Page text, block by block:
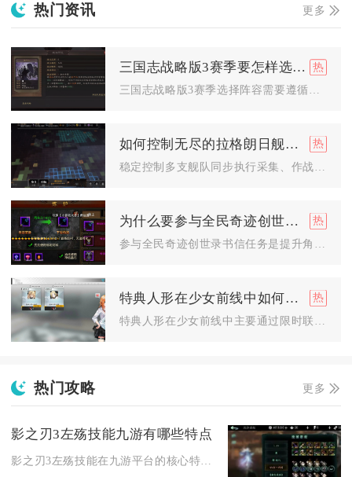
热门资讯 更多
三国志战略版3赛季要怎样选择阵容
如何控制无尽的拉格朗日舰队的行动
为什么要参与全民奇迹创世录书信任务
特典人形在少女前线中如何获得
热门攻略 更多
影之刃3左殇技能九游有哪些特点